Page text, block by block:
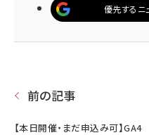
優先するニ
前の記事
【本日開催・まだ申込み可】GA4